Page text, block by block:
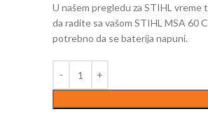
U našem pregledu za STIHL
da radite sa vašom STIHL MSA 60
potrebno da se baterija napuni.